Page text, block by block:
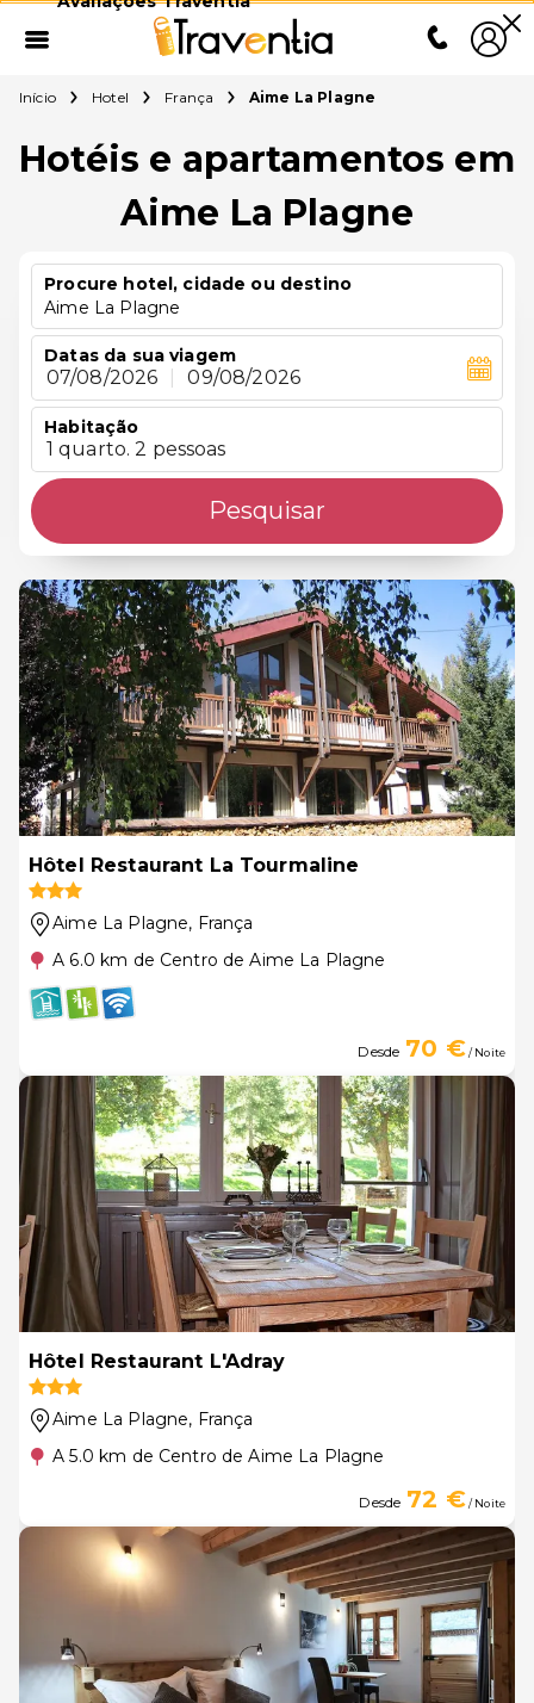
Início Hotel França Aime La Plagne
Hotéis e apartamentos em
Aime La Plagne
Procure hotel, cidade ou destino
Aime La Plagne
Datas da sua viagem
07/08/2026 09/08/2026
Habitação
1 quarto. 2 pessoas
Pesquisar
Hôtel Restaurant La Tourmaline
Aime La Plagne, França
A 6.0 km de Centro de Aime La Plagne
Desde 70 €/ Noite
Hôtel Restaurant L'Adray
Aime La Plagne, França
A 5.0 km de Centro de Aime La Plagne
Desde 72 €/ Noite